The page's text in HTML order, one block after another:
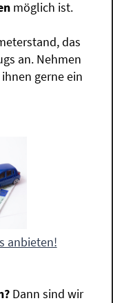
möglich ist.
das
an. Nehmen
gerne ein
anbieten!
Dann sind wir